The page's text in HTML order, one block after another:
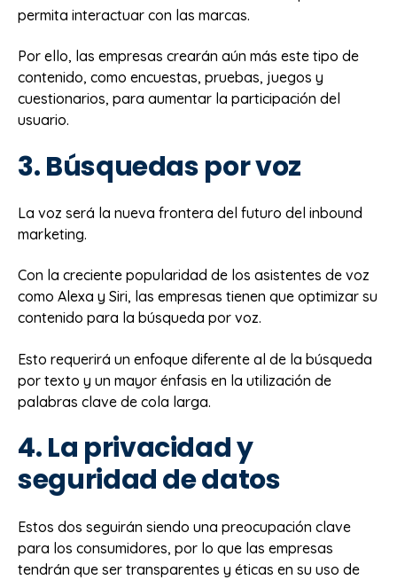
permita interactuar con las marcas.
Por ello, las empresas crearán aún más este tipo de
contenido, como encuestas, pruebas, juegos y
cuestionarios, para aumentar la participación del
usuario.
3. Búsquedas por voz
La voz será la nueva frontera del futuro del inbound
marketing.
Con la creciente popularidad de los asistentes de voz
como Alexa y Siri, las empresas tienen que optimizar su
contenido para la búsqueda por voz.
Esto requerirá un enfoque diferente al de la búsqueda
por texto y un mayor énfasis en la utilización de
palabras clave de cola larga.
4. La privacidad y
seguridad de datos
Estos dos seguirán siendo una preocupación clave
para los consumidores, por lo que las empresas
tendrán que ser transparentes y éticas en su uso de